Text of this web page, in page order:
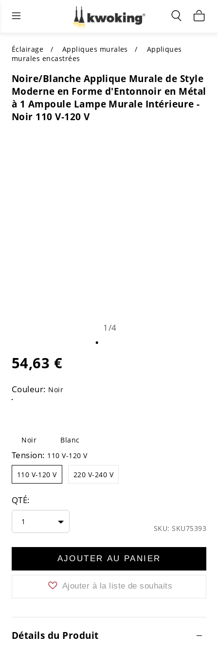
Meubles de salon
TOUS LES MEUBLES DE SALON
MEILLEURS CHOIX
ACHETEZ PAR STYLE
Éclairage intérieur
Acheter par catégorie
ACHETEZ PAR STYLE
Shop by Colors
Éclairage extérieur
TOUT L'ÉCLAIRAGE POUR
D'AUTRES ESPACES
ACHETEZ PAR CATÉGORIE
ACHETEZ PAR STYLE
Éclairage Appliques murales
Appliques
murales encastrées
Noire/Blanche Applique Murale de Style
Moderne en Forme d'Entonnoir en Métal
à 1 Ampoule Lampe Murale Intérieure -
Noir 110 V-120 V
1 /4
54,63 €
Couleur: Noir
Noir Blanc
Tension: 110 V-120 V
110 V-120 V 220 V-240 V
QTÉ:
1
SKU: SKU75393
AJOUTER AU PANIER
Ajouter à la liste de souhaits
Détails du Produit